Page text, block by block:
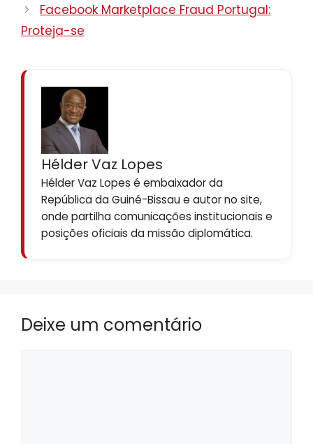
Facebook Marketplace Fraud Portugal:
Proteja-se
Hélder Vaz Lopes
Hélder Vaz Lopes é embaixador da
República da Guiné-Bissau e autor no site,
onde partilha comunicações institucionais e
posições oficiais da missão diplomática.
Deixe um comentário